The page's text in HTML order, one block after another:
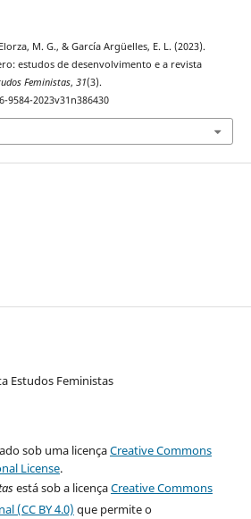
M. G., & García Argüelles, E. L. (2023).
estudos de desenvolvimento e a revista
Feministas, 31(3).
2023v31n386430
Estudos Feministas
sob uma licençaCreative Commons
License.
está sob a licençaCreative Commons
(CC BY 4.0) que permite o